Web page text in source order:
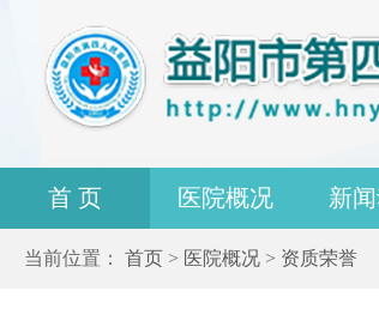
首 页 医院概况 新
当前位置： 首页 > 医院概况 > 资质荣誉